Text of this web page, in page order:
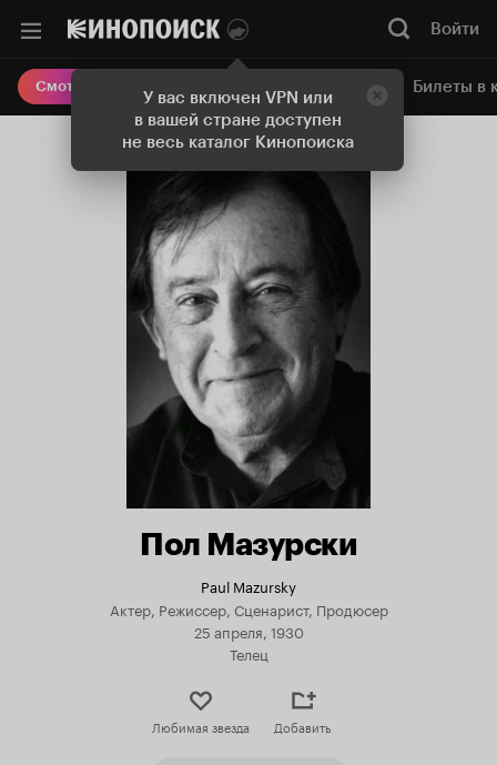
У вас включен VPN или
в вашей стране доступен
не весь каталог Кинопоиска
Войти
Смотреть кино Онлайн-кинотеатр Билеты в
Пол Мазурски
Paul Mazursky
Актер, Режиссер, Сценарист, Продюсер
25 апреля, 1930
Телец
Любимая звезда Добавить